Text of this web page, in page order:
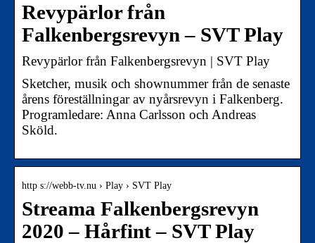
Revypärlor från
Falkenbergsrevyn – SVT Play
Revypärlor från Falkenbergsrevyn | SVT Play
Sketcher, musik och shownummer från de senaste
årens föreställningar av nyårsrevyn i Falkenberg.
Programledare: Anna Carlsson och Andreas
Sköld.
http s://webb-tv.nu › Play › SVT Play
Streama Falkenbergsrevyn
2020 – Hårfint – SVT Play